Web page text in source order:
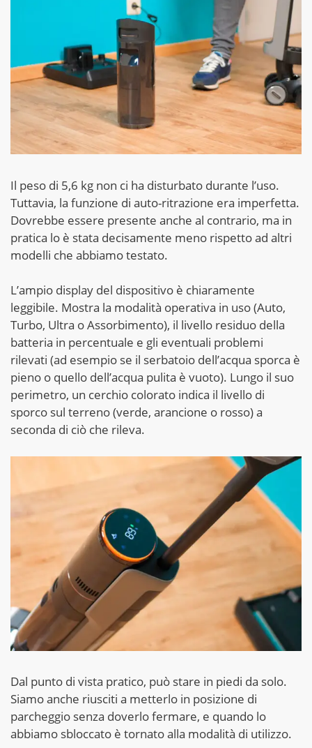
Il peso di 5,6 kg non ci ha disturbato durante l’uso.
Tuttavia, la funzione di auto-ritrazione era imperfetta.
Dovrebbe essere presente anche al contrario, ma in
pratica lo è stata decisamente meno rispetto ad altri
modelli che abbiamo testato.
L’ampio display del dispositivo è chiaramente
leggibile. Mostra la modalità operativa in uso (Auto,
Turbo, Ultra o Assorbimento), il livello residuo della
batteria in percentuale e gli eventuali problemi
rilevati (ad esempio se il serbatoio dell’acqua sporca è
pieno o quello dell’acqua pulita è vuoto). Lungo il suo
perimetro, un cerchio colorato indica il livello di
sporco sul terreno (verde, arancione o rosso) a
seconda di ciò che rileva.
Dal punto di vista pratico, può stare in piedi da solo.
Siamo anche riusciti a metterlo in posizione di
parcheggio senza doverlo fermare, e quando lo
abbiamo sbloccato è tornato alla modalità di utilizzo.